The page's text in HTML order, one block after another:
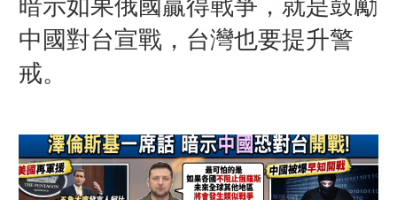
暗示如果俄國贏得戰爭，就是鼓勵
中國對台宣戰，台灣也要提升警
戒。